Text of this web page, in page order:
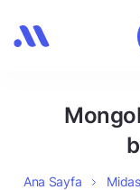
Ana Sayfa